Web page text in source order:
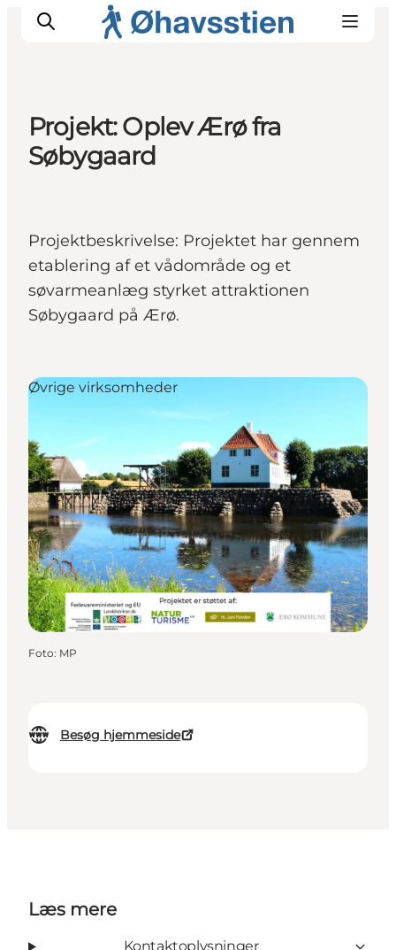
Inspiration
Projekt: Oplev Ærø fra
Søbygaard
Projektbeskrivelse: Projektet har gennem
etablering af et vådområde og et
søvarmeanlæg styrket attraktionen
Søbygaard på Ærø.
Besøg hjemmeside
Øvrige virksomheder
Foto: MP
Læs mere
Kontaktoplysninger